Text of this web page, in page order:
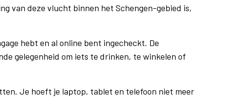
van deze vlucht binnen het Schengen-gebied is,
hebt en al online bent ingecheckt. De
gelegenheid om iets te drinken, te winkelen of
Je hoeft je laptop, tablet en telefoon niet meer